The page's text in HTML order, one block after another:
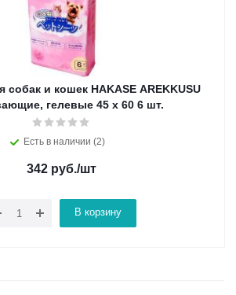
собак и кошек НAKASE AREKKUSU
гелевые 45 х 60 6 шт.
Есть в наличии (2)
342руб./шт
В корзину